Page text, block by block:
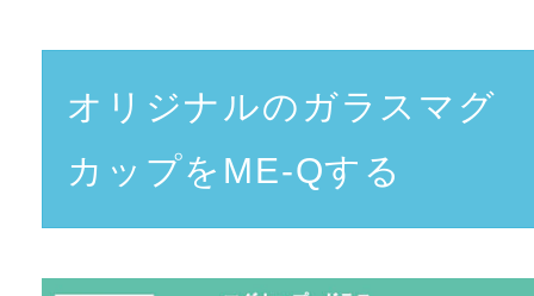
オリジナルのガラスマグ
カップをME-Qする